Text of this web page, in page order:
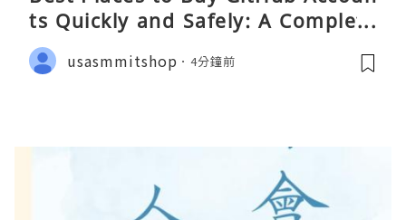
ts Quickly and Safely: A Complete
Guide
usasmmitshop 4分鐘前